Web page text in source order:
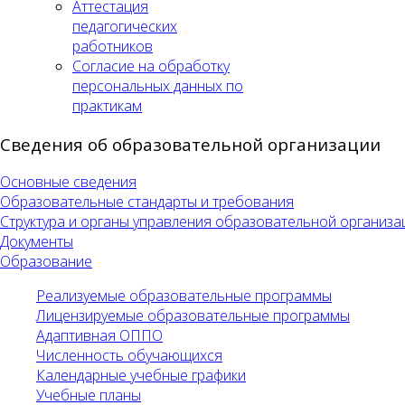
Аттестация
педагогических
работников
Согласие на обработку
персональных данных по
практикам
Сведения об образовательной организации
Основные сведения
Образовательные стандарты и требования
Структура и органы управления образовательной
Документы
Образование
Реализуемые образовательные программы
Лицензируемые образовательные программы
Адаптивная ОППО
Численность обучающихся
Календарные учебные графики
Учебные планы